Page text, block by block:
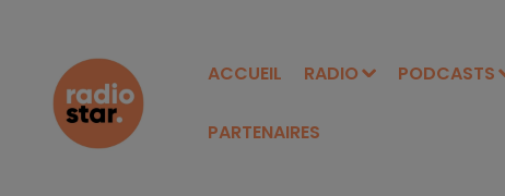
ACCUEIL RADIO PODCASTS
PARTENAIRES